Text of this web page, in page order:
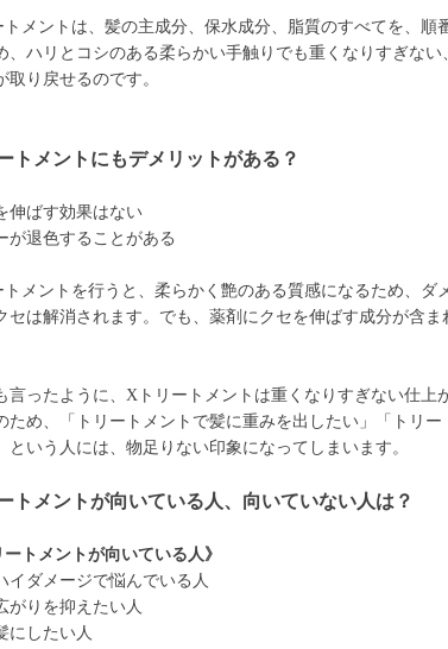
メントは、髪の主成分、保水成分、脂質のすべてを、順
、ハリとコシのある柔らかい手触りでも重くなりすぎない
取り戻せるのです。
トメントにもデメリットがある？
伸ばす効果はない
が退色することがある
トメントを行うと、柔らかく艶のある質感になるため、ダ
セは解消されます。でも、薬剤にクセを伸ばす成分が含ま
言ったように、Xトリートメントは重くなりすぎない仕上
ため、「トリートメントで髪に重みを出したい」「トリ
という人には、物足りない印象になってしまいます。
トメントが向いている人、向いていない人は？
ートメントが向いている人》
イダメージで悩んでいる人
がりを抑えたい人
にしたい人